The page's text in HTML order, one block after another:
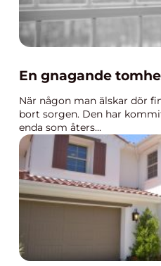
En gnagande
När någon man älskar dör
bort sorgen. Den har
enda som åters...